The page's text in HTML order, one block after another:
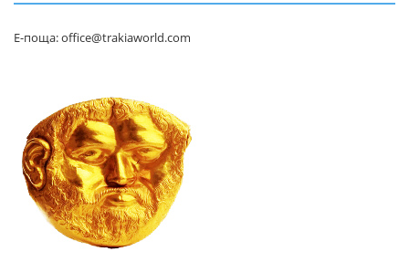
Е-поща: office@trakiaworld.com